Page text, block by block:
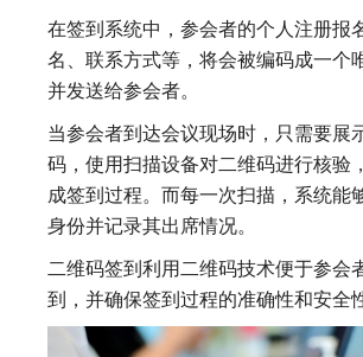
在签到系统中，参会者的个人注册报
名、联系方式等，将会被编码成一个
并发送给参会者。
当参会者到达会议现场时，只需要展
码，使用扫描设备对二维码进行核验
成签到过程。而每一次扫描，系统能
身份并记录其出席情况。
二维码签到利用二维码技术便于参会
到，并确保签到过程的准确性和安全